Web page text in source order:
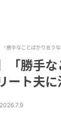
「勝手なことばかり言う
「勝手
ート夫
2026.7.9